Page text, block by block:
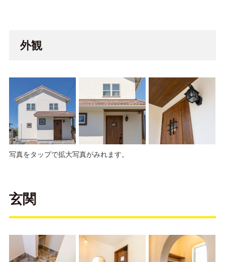
外観
写真をタップで拡大写真がみれます。
玄関